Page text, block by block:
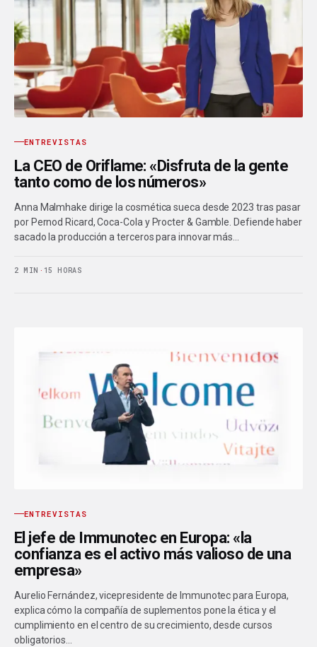
ENTREVISTAS
La CEO de Oriflame: «Disfruta de la gente
tanto como de los números»
Anna Malmhake dirige la cosmética sueca desde 2023 tras pasar
por Pernod Ricard, Coca-Cola y Procter & Gamble. Defiende haber
sacado la producción a terceros para innovar más…
2 MIN · 15 HORAS
ENTREVISTAS
El jefe de Immunotec en Europa: «la
confianza es el activo más valioso de una
empresa»
Aurelio Fernández, vicepresidente de Immunotec para Europa,
explica cómo la compañía de suplementos pone la ética y el
cumplimiento en el centro de su crecimiento, desde cursos
obligatorios…